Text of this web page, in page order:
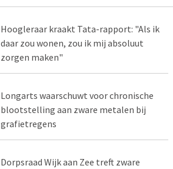
Hoogleraar kraakt Tata-rapport: "Als ik
daar zou wonen, zou ik mij absoluut
zorgen maken"
Longarts waarschuwt voor chronische
blootstelling aan zware metalen bij
grafietregens
Dorpsraad Wijk aan Zee treft zware